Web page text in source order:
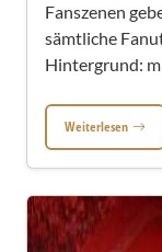
Fanszenen
sämtliche
Hintergrund:
Weiterlesen